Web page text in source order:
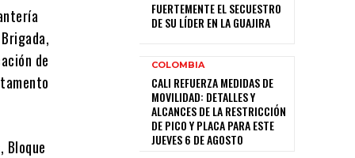
de
FUERTEMENTE EL SECUESTRO
DE SU LÍDER EN LA GUAJIRA
COLOMBIA
CALI REFUERZA MEDIDAS DE
MOVILIDAD: DETALLES Y
ALCANCES DE LA RESTRICCIÓN
DE PICO Y PLACA PARA ESTE
JUEVES 6 DE AGOSTO